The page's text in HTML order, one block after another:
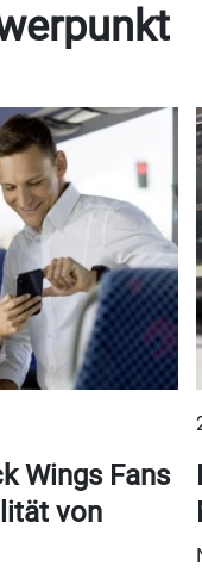
Wings Fans
von